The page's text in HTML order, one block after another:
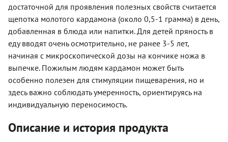
достаточной для проявления полезных свойств считается
щепотка молотого кардамона (около 0,5-1 грамма) в день,
добавленная в блюда или напитки. Для детей пряность в
еду вводят очень осмотрительно, не ранее 3-5 лет,
начиная с микроскопической дозы на кончике ножа в
выпечке. Пожилым людям кардамон может быть
особенно полезен для стимуляции пищеварения, но и
здесь важно соблюдать умеренность, ориентируясь на
индивидуальную переносимость.
Описание и история продукта